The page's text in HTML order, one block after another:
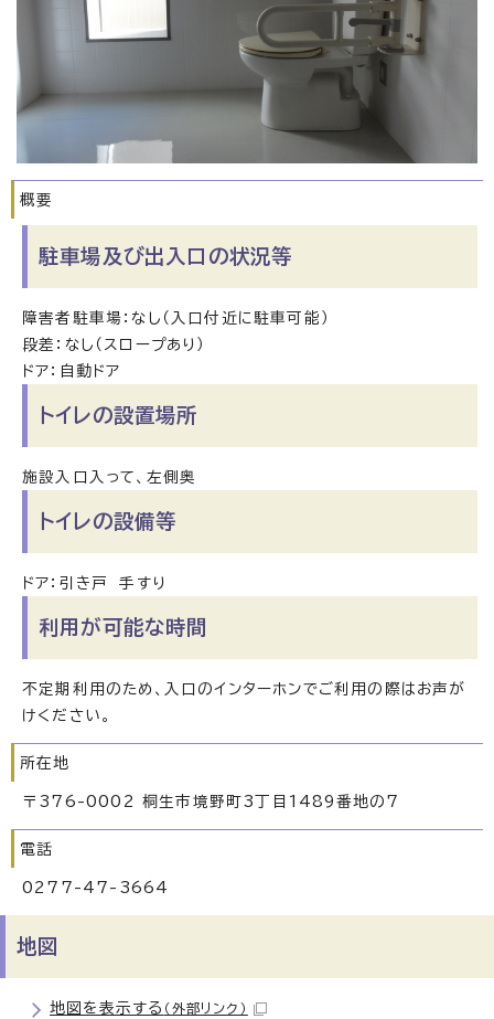
概要
駐車場及び出入口の状況等
障害者駐車場：なし（入口付近に駐車可能）
段差：なし（スロープあり）
ドア：自動ドア
トイレの設置場所
施設入口入って、左側奥
トイレの設備等
ドア：引き戸 手すり
利用が可能な時間
不定期利用のため、入口のインターホンでご利用の際はお声が
けください。
所在地
〒376-0002 桐生市境野町3丁目1489番地の7
電話
0277-47-3664
地図
地図を表示する （外部リンク）